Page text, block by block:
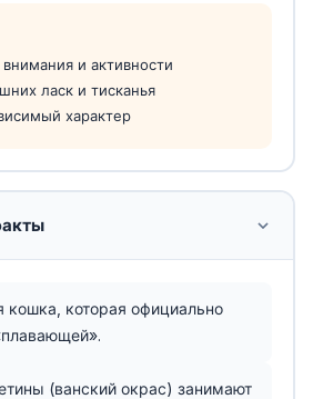
и активности
ласк и тисканья
характер
кошка, которая официально
(ванский окрас) занимают